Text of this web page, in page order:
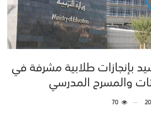
بإنجازات طلابية مشرفة في
والمسرح المدرسي
70